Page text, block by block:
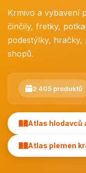
Krmivo a vybavení
činčily, fretky,
podestýlky, hračky,
shopů.
2 405 produktů
Atlas hlodavců
Atlas plemen